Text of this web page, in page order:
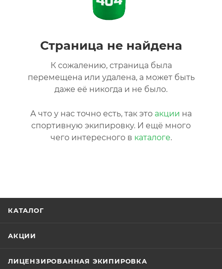
Страница не найдена
К сожалению, страница была
перемещена или удалена, а может быть
даже её никогда и не было.
А что у нас точно есть, так это акции на
спортивную экипировку. И ещё много
чего интересного в каталоге.
КАТАЛОГ
АКЦИИ
ЛИЦЕНЗИРОВАННАЯ ЭКИПИРОВКА